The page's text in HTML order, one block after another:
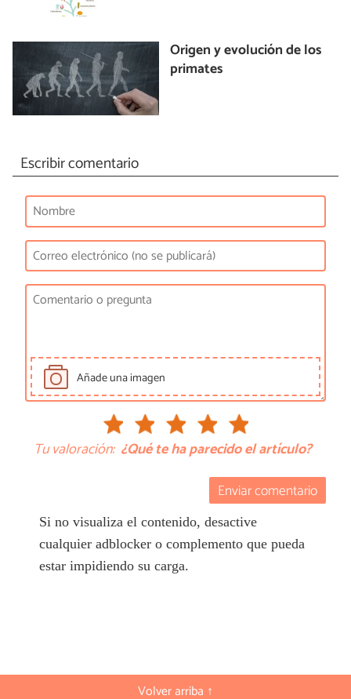
Origen y evolución de los
primates
Escribir comentario
Añade una imagen
Tu valoración: ¿Qué te ha parecido el artículo?
Enviar comentario
Si no visualiza el contenido, desactive
cualquier adblocker o complemento que pueda
estar impidiendo su carga.
Volver arriba ↑